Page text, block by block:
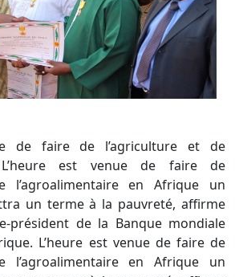
de faire de l’agriculture et de
L’heure est venue de faire de
l’agroalimentaire en Afrique un
un terme à la pauvreté, affirme
président de la Banque mondiale
L’heure est venue de faire de
l’agroalimentaire en Afrique un